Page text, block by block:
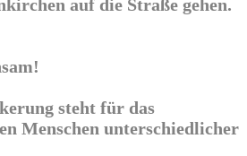
auf die Straße gehen.
steht für das
Menschen unterschiedlicher